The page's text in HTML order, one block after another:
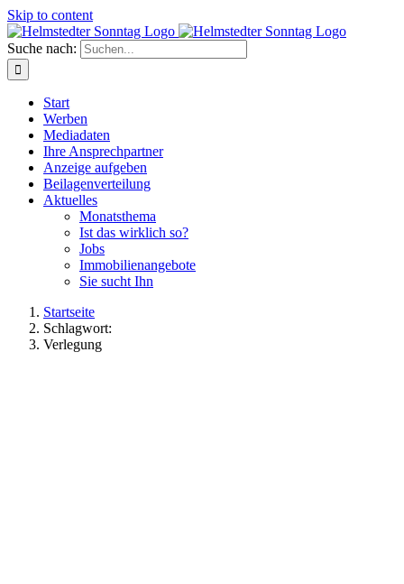
Skip to content
Suche nach:
Start
Werben
Mediadaten
Ihre Ansprechpartner
Anzeige aufgeben
Beilagenverteilung
Aktuelles
Monatsthema
Ist das wirklich so?
Jobs
Immobilienangebote
Sie sucht Ihn
Startseite
Schlagwort:
Verlegung